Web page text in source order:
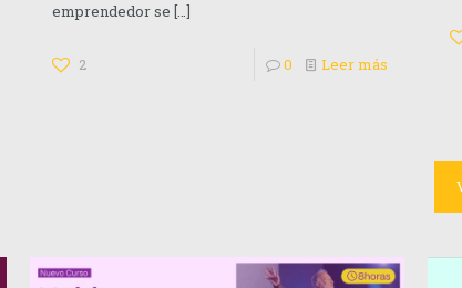
emprendedor se […]
2 0 Leer más